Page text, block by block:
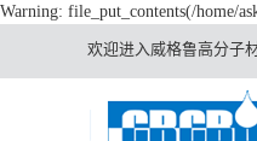
Warning: file_put_contents(/home/
欢迎进入威格鲁高分子